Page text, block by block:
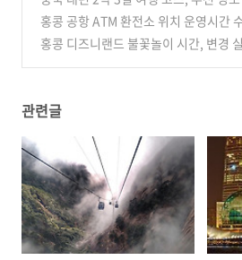
예산 준비 근교 여행지 (0)
홍콩 공항 ATM 환전소 위치 운영시간
불 비교 주의사항 환전 꿀팁
(0)
홍콩 디즈니랜드 불꽃놀이 시간, 변경
관련글